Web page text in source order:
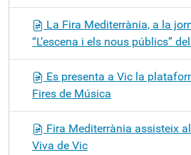
La Fira Mediterrània, a la
“L’escena i els nous públics”
Es presenta a Vic la
Fires de Música
Fira Mediterrània assisteix
Viva de Vic